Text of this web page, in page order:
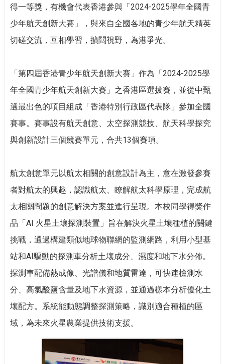
得一等獎，有機會代表香港參與「2024-2025學年全國青
少年航天創新大賽」，與來自全國各地的青少年航天精英
切磋交流，互相學習，擴闊視野，為港爭光。
「第四屆香港青少年航天創新大賽」作為「2024-2025學
年全國青少年航天創新大賽」之香港區選拔賽，並從中甄
選最出色的項目組成「香港特別行政區代表隊」參加全國
賽事。賽事設有航天創意、太空探測競技、航天科學探究
與創新設計三個競賽單元，合共13個賽項。
航太創意單元以航太相關的創意設計為主，意在激發參賽
者對航太的興趣，認識航太、瞭解航太科學原理，完成航
太相關問題的創意解決方案並進行呈現。本校同學得獎作
品「AI 火星土壤探測裝置」旨在解決火星土壤種植的關鍵
挑戰，通過構建類似地球物聯網的監測網路，利用小型基
站和AI驅動的探測車分析土壤成分、濕度和地下水分佈。
探測車配備熱成像、光譜儀和地質雷達，可快速檢測水
分、高氯酸鹽含量及地下水資源，並通過樣本分析優化土
壤配方。系統能動態調整探測策略，識別適合種植的區
域，為未來火星農業提供技術支援。